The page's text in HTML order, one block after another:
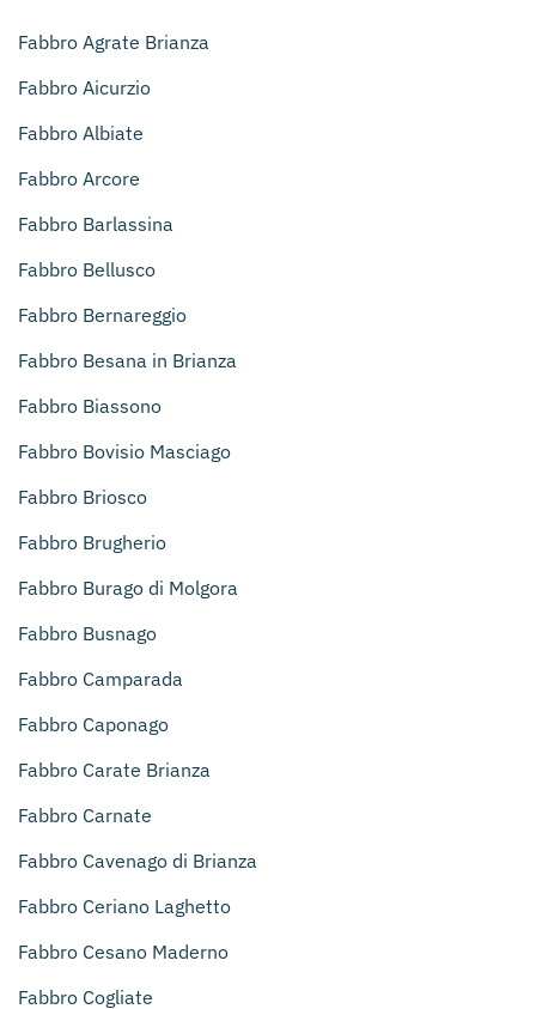
Fabbro Agrate Brianza
Fabbro Aicurzio
Fabbro Albiate
Fabbro Arcore
Fabbro Barlassina
Fabbro Bellusco
Fabbro Bernareggio
Fabbro Besana in Brianza
Fabbro Biassono
Fabbro Bovisio Masciago
Fabbro Briosco
Fabbro Brugherio
Fabbro Burago di Molgora
Fabbro Busnago
Fabbro Camparada
Fabbro Caponago
Fabbro Carate Brianza
Fabbro Carnate
Fabbro Cavenago di Brianza
Fabbro Ceriano Laghetto
Fabbro Cesano Maderno
Fabbro Cogliate